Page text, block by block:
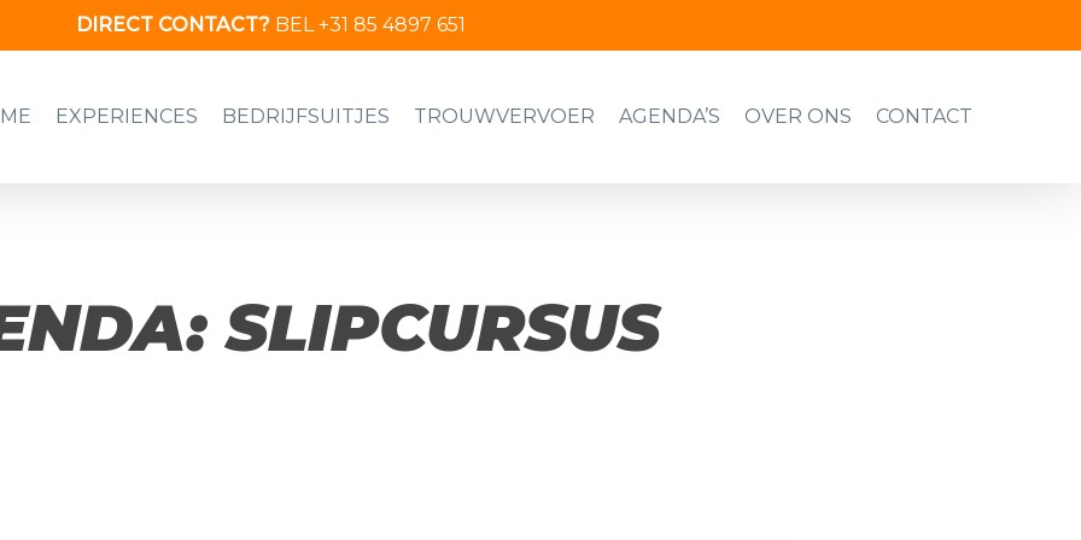
DIRECT CONTACT?BEL +31 85 4897 651
EXPERIENCES BEDRIJFSUITJES TROUWVERVOER AGENDA’S OVER ONS CONTACT
SLIPCURSUS